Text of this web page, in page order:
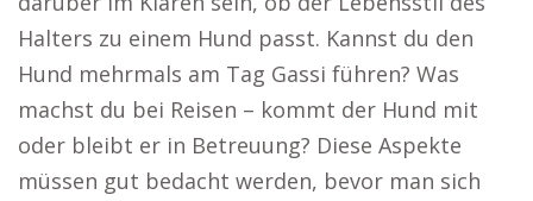
Halters zu einem Hund passt. Kannst du den
Hund mehrmals am Tag Gassi führen? Was
machst du bei Reisen – kommt der Hund mit
oder bleibt er in Betreuung? Diese Aspekte
müssen gut bedacht werden, bevor man sich